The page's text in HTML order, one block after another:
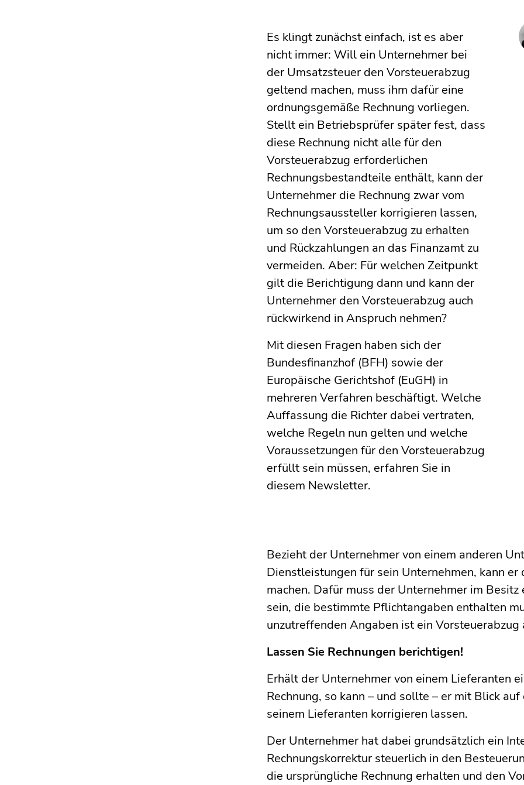
Es klingt zunächst einfach, ist es aber
nicht immer: Will ein Unternehmer bei
der Umsatzsteuer den Vorsteuerabzug
geltend machen, muss ihm dafür eine
ordnungsgemäße Rechnung vorliegen.
Stellt ein Betriebsprüfer später fest, dass
diese Rechnung nicht alle für den
Vorsteuerabzug erforderlichen
Rechnungsbestandteile enthält, kann der
Unternehmer die Rechnung zwar vom
Rechnungsaussteller korrigieren lassen,
um so den Vorsteuerabzug zu erhalten
und Rückzahlungen an das Finanzamt zu
vermeiden. Aber: Für welchen Zeitpunkt
gilt die Berichtigung dann und kann der
Unternehmer den Vorsteuerabzug auch
rückwirkend in Anspruch nehmen?
Mit diesen Fragen haben sich der
Bundesfinanzhof (BFH) sowie der
Europäische Gerichtshof (EuGH) in
mehreren Verfahren beschäftigt. Welche
Auffassung die Richter dabei vertraten,
welche Regeln nun gelten und welche
Voraussetzungen für den Vorsteuerabzug
erfüllt sein müssen, erfahren Sie in
diesem Newsletter.
Bezieht der Unternehmer von einem anderen
Dienstleistungen für sein Unternehmen, kann
machen. Dafür muss der Unternehmer im
sein, die bestimmte Pflichtangaben enthalten
unzutreffenden Angaben ist ein Vorsteuerabzug
Lassen Sie Rechnungen berichtigen!
Erhält der Unternehmer von einem Lieferanten
Rechnung, so kann – und sollte – er mit Blick
seinem Lieferanten korrigieren lassen.
Der Unternehmer hat dabei grundsätzlich ein
Rechnungskorrektur steuerlich in den
die ursprüngliche Rechnung erhalten und den